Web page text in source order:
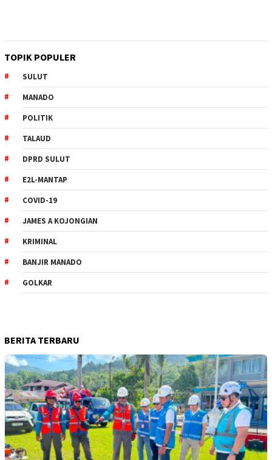
TOPIK POPULER
SULUT
MANADO
POLITIK
TALAUD
DPRD SULUT
E2L-MANTAP
COVID-19
JAMES A KOJONGIAN
KRIMINAL
BANJIR MANADO
GOLKAR
BERITA TERBARU